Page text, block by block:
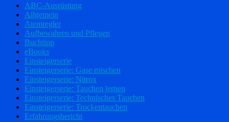
ABC-Ausrüstung
Allgemein
Atemregler
Aufbewahren und Pflegen
Buchtipp
eBooks
Einsteigerserie
Einsteigerserie: Gase mischen
Einsteigerserie: Nitrox
Einsteigerserie: Tauchen lernen
Einsteigerserie: Technisches Tauchen
Einsteigerserie: Trockentauchen
Erfahrungsbericht